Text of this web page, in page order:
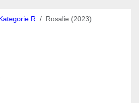
R Rosalie (2023)